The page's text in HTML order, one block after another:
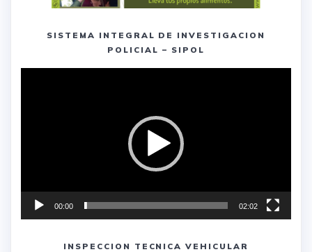
SISTEMA INTEGRAL DE INVESTIGACION
POLICIAL – SIPOL
00:00 02:02
INSPECCION TECNICA VEHICULAR